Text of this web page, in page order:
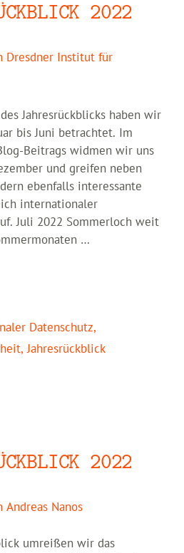
2022
Dresdner Institut für
Jahresrückblicks haben wir
bis Juni betrachtet. Im
Beitrags widmen wir uns
und greifen neben
ebenfalls interessante
internationaler
Juli 2022 Sommerloch weit
…
Datenschutz,
,Jahresrückblick
2022
Andreas Nanos
umreißen wir das